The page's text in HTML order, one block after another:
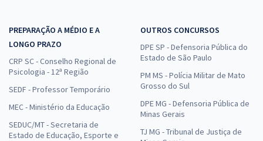
PREPARAÇÃO A MÉDIO E A
LONGO PRAZO
CRP SC - Conselho Regional de
Psicologia - 12ª Região
SEDF - Professor Temporário
MEC - Ministério da Educação
SEDUC/MT - Secretaria de
Estado de Educação, Esporte e
OUTROS CONCURSOS
DPE SP - Defensoria Pública do
Estado de São Paulo
PM MS - Polícia Militar de Mato
Grosso do Sul
DPE MG - Defensoria Pública de
Minas Gerais
TJ MG - Tribunal de Justiça de